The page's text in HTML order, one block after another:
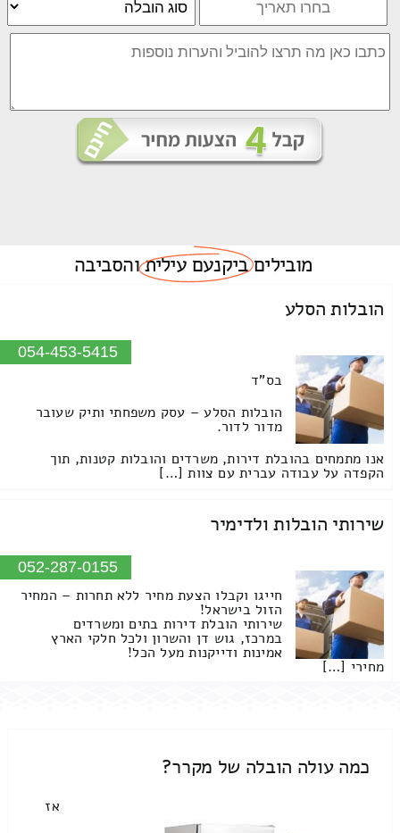
מוביליםביקנעם עיליתוהסביבה
הובלות הסלע
054-453-5415
בס"ד
הובלות הסלע – עסק משפחתי ותיק שעובר
מדור לדור.
אנו מתמחים בהובלת דירות, משרדים והובלות קטנות, תוך
הקפדה על עבודה עברית עם צוות […]
שירותי הובלות ולדימיר
052-287-0155
חייגו וקבלו הצעת מחיר ללא תחרות – המחיר
הזול בישראל!
שירותי הובלת דירות בתים ומשרדים
במרכז, גוש דן והשרון ולכל חלקי הארץ
אמינות ודייקנות מעל הכל!
מחירי […]
כמה עולה הובלה של מקרר?
אז